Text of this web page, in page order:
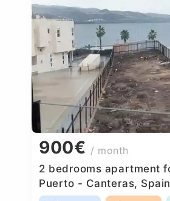
900€ / month
2 bedrooms apartment
Puerto - Canteras, Spain